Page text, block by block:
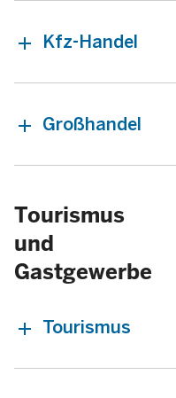
Kfz-Handel
Großhandel
Tourismus
und
Gastgewerbe
Tourismus